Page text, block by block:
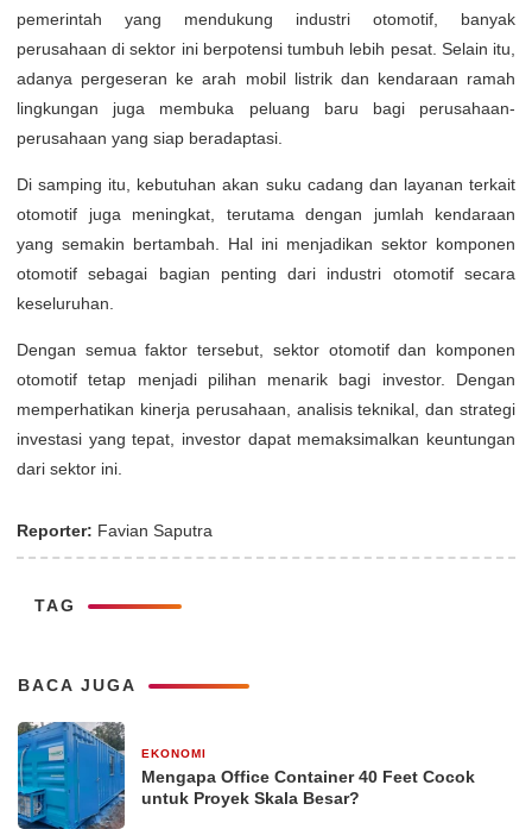
pemerintah yang mendukung industri otomotif, banyak
perusahaan di sektor ini berpotensi tumbuh lebih pesat. Selain itu,
adanya pergeseran ke arah mobil listrik dan kendaraan ramah
lingkungan juga membuka peluang baru bagi perusahaan-
perusahaan yang siap beradaptasi.
Di samping itu, kebutuhan akan suku cadang dan layanan terkait
otomotif juga meningkat, terutama dengan jumlah kendaraan
yang semakin bertambah. Hal ini menjadikan sektor komponen
otomotif sebagai bagian penting dari industri otomotif secara
keseluruhan.
Dengan semua faktor tersebut, sektor otomotif dan komponen
otomotif tetap menjadi pilihan menarik bagi investor. Dengan
memperhatikan kinerja perusahaan, analisis teknikal, dan strategi
investasi yang tepat, investor dapat memaksimalkan keuntungan
dari sektor ini.
Reporter: Favian Saputra
TAG
BACA JUGA
EKONOMI
Mengapa Office Container 40 Feet Cocok
untuk Proyek Skala Besar?